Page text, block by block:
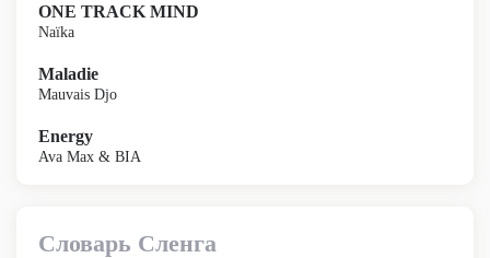
ONE TRACK MIND
Naïka
Maladie
Mauvais Djo
Energy
Ava Max & BIA
Словарь Сленга